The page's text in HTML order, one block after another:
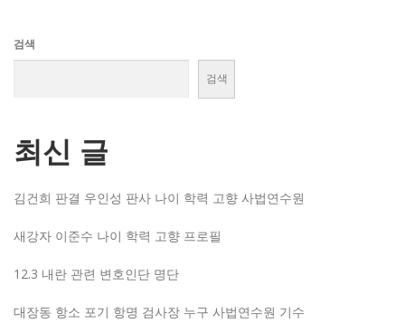
검색
검색
최신 글
김건희 판결 우인성 판사 나이 학력 고향 사법연수원
새강자 이준수 나이 학력 고향 프로필
12.3 내란 관련 변호인단 명단
대장동 항소 포기 항명 검사장 누구 사법연수원 기수